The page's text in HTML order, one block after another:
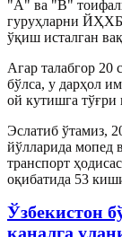
"А" ва "B"
гуруҳларни
ўқиш исталган
Агар талабгор 20
бўлса, у дарҳол
ой кутишга тўғри
Эслатиб ўтамиз,
йўлларида мопед
транспорт
оқибатида 53
Ўзбекистон
каналга